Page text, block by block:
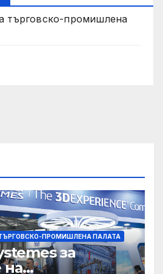
търговско-промишлена
ПРОМИШЛЕНА ПАЛАТА
за
на